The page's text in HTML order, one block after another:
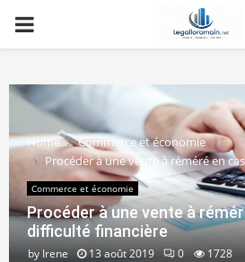
PRIMARY
Home
Commerce et économie
Procéder à une vente à réméré en
Commerce et économie
Procéder à une vente à
difficulté financière
by Irene 13 août 2019 0 1728